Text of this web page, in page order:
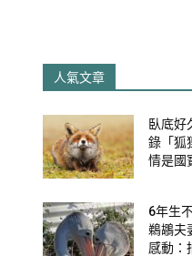
人氣文章
臥底
錄「狐
情是國
6年生
鵜鶘
感動：